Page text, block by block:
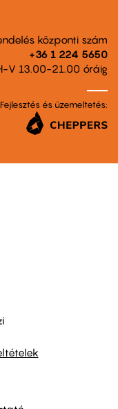
központi szám
+36 1 224 5650
V 13.00-21.00 óráig
Fejlesztés és üzemeltetés: